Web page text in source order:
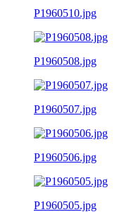
P1960510.jpg
P1960508.jpg
P1960507.jpg
P1960506.jpg
P1960505.jpg